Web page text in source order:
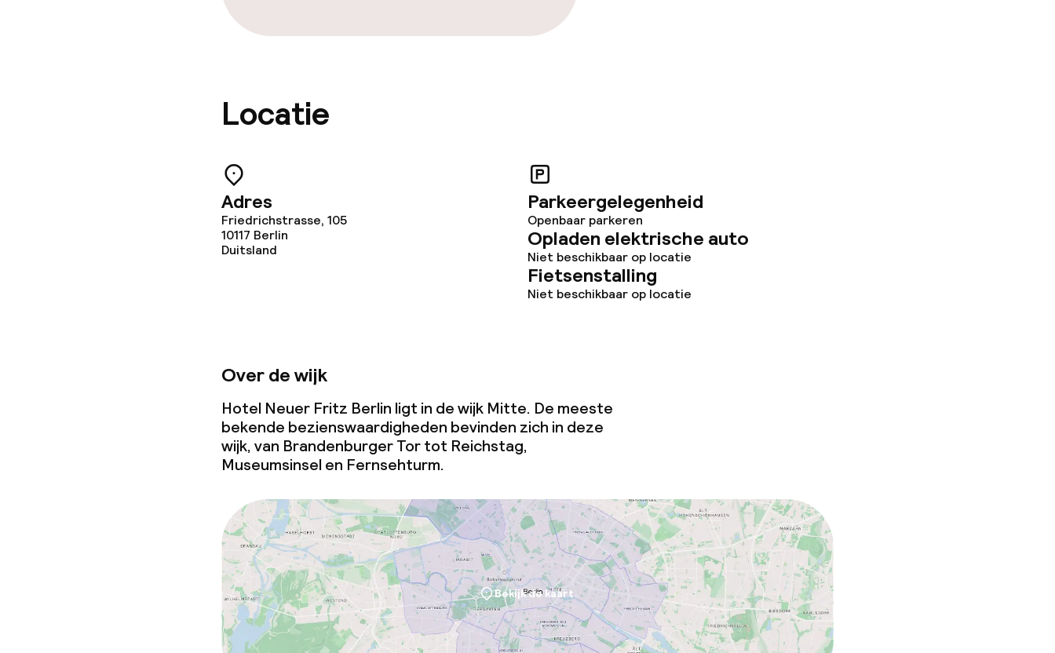
Locatie
Adres
Friedrichstrasse, 105
10117 Berlin
Duitsland
Parkeergelegenheid
Openbaar parkeren
Opladen elektrische auto
Niet beschikbaar op locatie
Fietsenstalling
Niet beschikbaar op locatie
Over de wijk
Hotel Neuer Fritz Berlin ligt in de wijk Mitte. De meeste
bekende bezienswaardigheden bevinden zich in deze
wijk, van Brandenburger Tor tot Reichstag,
Museumsinsel en Fernsehturm.
Bekijk de kaart